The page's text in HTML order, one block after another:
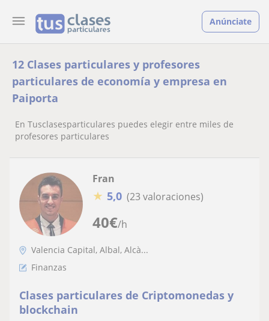
Anúnciate
12 Clases particulares y profesores
particulares de economía y empresa en
Paiporta
En Tusclasesparticulares puedes elegir entre miles de
profesores particulares
40€/h
Fran
★ 5,0 (23 valoraciones)
Valencia Capital, Albal, Alcà...
Finanzas
Clases particulares de Criptomonedas y
blockchain